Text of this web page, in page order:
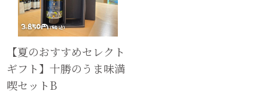
【夏のおすすめセレクト
ギフト】十勝のうま味満
喫セットB